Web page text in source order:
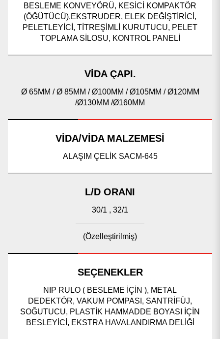
BESLEME KONVEYÖRÜ, KESİCİ KOMPAKTÖR
(ÖĞÜTÜCÜ),EKSTRUDER, ELEK DEĞİŞTİRİCİ,
PELETLEYİCİ, TİTREŞİMLİ KURUTUCU, PELET
TOPLAMA SİLOSU, KONTROL PANELİ
VİDA ÇAPI.
Ø 65MM / Ø 85MM / Ø100MM / Ø105MM / Ø120MM
/Ø130MM /Ø160MM
VİDA/VİDA MALZEMESİ
ALAŞIM ÇELİK SACM-645
L/D ORANI
30/1 , 32/1
(Özelleştirilmiş)
SEÇENEKLER
NIP RULO ( BESLEME İÇİN ), METAL
DEDEKTÖR, VAKUM POMPASI, SANTRİFÜJ,
SOĞUTUCU, PLASTİK HAMMADDE BOYASI İÇİN
BESLEYİCİ, EKSTRA HAVALANDIRMA DELİĞİ